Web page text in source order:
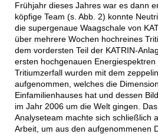
Frühjahr dieses Jahres war es dann
köpfige Team (s. Abb. 2) konnte
die supergenaue Waagschale von
über mehrere Wochen hochreines
dem vordersten Teil der KATRIN-
ersten hochgenauen
Tritiumzerfall wurden mit dem
aufgenommen, welches die
Einfamilienhauses hat und dessen
im Jahr 2006 um die Welt gingen.
Analyseteam machte sich schließlich
Arbeit, um aus den aufgenommenen